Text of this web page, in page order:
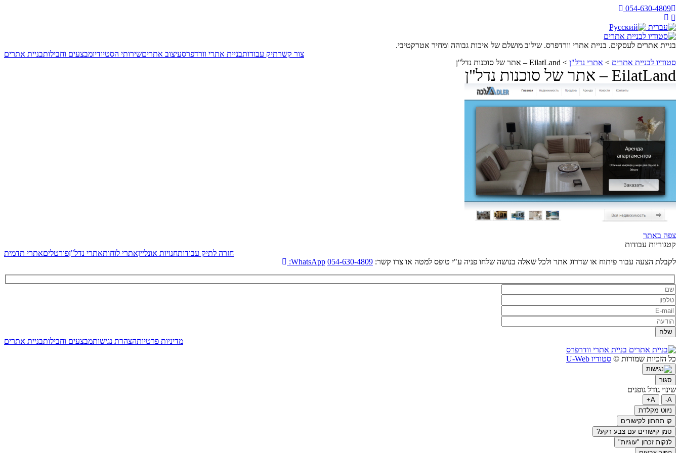
054-630-4809
בניית אתרים לעסקים. בניית אתרי וורדפרס. שילוב מושלם של איכות גבוהה ומחיר אטרקטיבי.
בניית אתריםמבצעים וחבילותשירותי הסטיודיועיצוב אתריםבניית אתרי וורדפרסתיק עבודותצור קשר
סטודיו לבניית אתרים > אתרי נדל"ן > EilatLand – אתר של סוכנות נדל"ן
EilatLand – אתר של סוכנות נדל"ן
צפה באתר
קטגוריות עבודות
אתרי תדמיתפורטליםאתרי נדל"ןאתרי לוחותחנויות אונלייןחזרה לתיק עבודות
לקבלת הצעה עבור פיתוח או שדרוג אתר ולכל שאלה בנושה שלחו פניה ע"י טופס למטה או צרו קשר: 054-630-4809
WhatsApp:
בניית אתריםמבצעים וחבילותהצהרת נגישותמדיניות פרטיות
בניית אתרי וודרפרס
כל הזכיות שמורות © סטודיו U-Web
סגור
שינוי גודל גופנים
A-
A+
ניווט מקלדת
קו תחתון לקישורים
סמן קישורים עם צבע רקע?
לנקות זכרון "עוגיות"